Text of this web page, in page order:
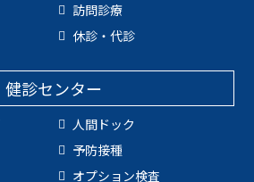
訪問診療
休診・代診
健診センター
人間ドック
予防接種
オプション検査